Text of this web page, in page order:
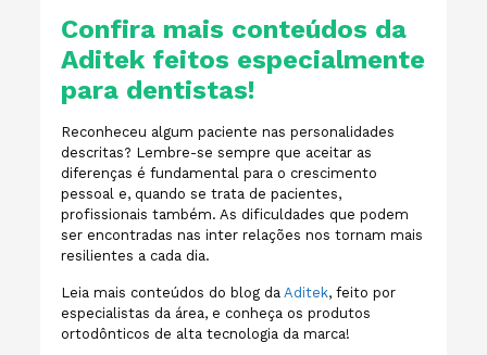
Confira mais conteúdos da
Aditek feitos especialmente
para dentistas!
Reconheceu algum paciente nas personalidades
descritas? Lembre-se sempre que aceitar as
diferenças é fundamental para o crescimento
pessoal e, quando se trata de pacientes,
profissionais também. As dificuldades que podem
ser encontradas nas inter relações nos tornam mais
resilientes a cada dia.
Leia mais conteúdos do blog da Aditek, feito por
especialistas da área, e conheça os produtos
ortodônticos de alta tecnologia da marca!